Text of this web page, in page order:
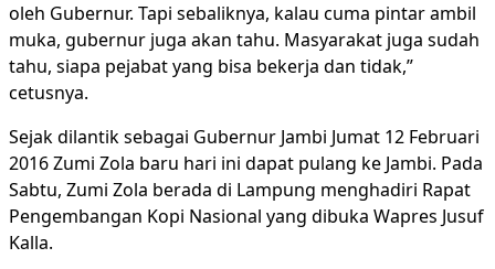
oleh Gubernur. Tapi sebaliknya, kalau cuma pintar ambil
muka, gubernur juga akan tahu. Masyarakat juga sudah
tahu, siapa pejabat yang bisa bekerja dan tidak,”
cetusnya.
Sejak dilantik sebagai Gubernur Jambi Jumat 12 Februari
2016 Zumi Zola baru hari ini dapat pulang ke Jambi. Pada
Sabtu, Zumi Zola berada di Lampung menghadiri Rapat
Pengembangan Kopi Nasional yang dibuka Wapres Jusuf
Kalla.